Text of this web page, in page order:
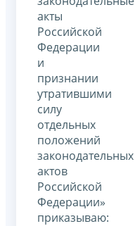
акты
Российской
Федерации
и
признании
утратившими
силу
отдельных
положений
законодательных
актов
Российской
Федерации»
приказываю: